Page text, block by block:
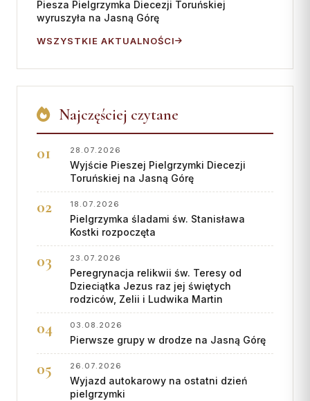
Piesza Pielgrzymka Diecezji Toruńskiej
wyruszyła na Jasną Górę
WSZYSTKIE AKTUALNOŚCI
Najczęściej czytane
28.07.2026
Wyjście Pieszej Pielgrzymki Diecezji
Toruńskiej na Jasną Górę
18.07.2026
Pielgrzymka śladami św. Stanisława
Kostki rozpoczęta
23.07.2026
Peregrynacja relikwii św. Teresy od
Dzieciątka Jezus raz jej świętych
rodziców, Zelii i Ludwika Martin
03.08.2026
Pierwsze grupy w drodze na Jasną Górę
26.07.2026
Wyjazd autokarowy na ostatni dzień
pielgrzymki